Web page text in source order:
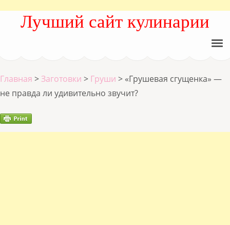
Лучший сайт кулинарии
Главная >Заготовки > Груши > «Грушевая сгущенка» —
не правда ли удивительно звучит?